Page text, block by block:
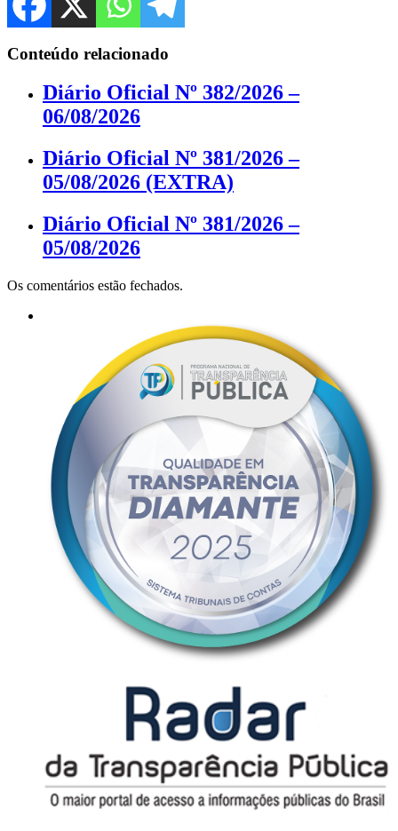
Conteúdo relacionado
Diário Oficial Nº 382/2026 –
06/08/2026
Diário Oficial Nº 381/2026 –
05/08/2026 (EXTRA)
Diário Oficial Nº 381/2026 –
05/08/2026
Os comentários estão fechados.